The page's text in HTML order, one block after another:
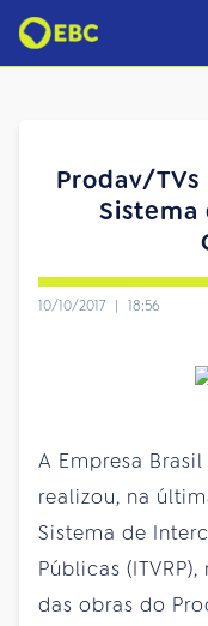
Prodav/TVs
10/10/2017 | 18:56
A Empresa
realizou, na
Sistema de
Públicas
das obras do